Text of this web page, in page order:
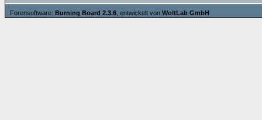
Forensoftware: Burning Board 2.3.6 , entwickelt von WoltLab GmbH